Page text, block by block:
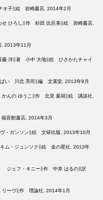
オ子∥絵 岩崎書店, 2014年2月
ひろし∥作 杉田 比呂美∥絵 岩崎書店,
2013年11月
洋∥著 小中 大地∥絵 ひさかたチャイ
ぱい 川北 亮司∥編 文溪堂, 2013年9月
んの ゆうこ∥作 北見 葉胡∥絵 講談社,
音館書店, 2014年3月
・ガンソン∥絵 文研出版, 2013年10月
ム・ジュンソク∥絵 金の星社, 2013年
ジェフ・キニー∥作 中井 はるの∥訳
リーヴ∥作 理論社, 2014年1月